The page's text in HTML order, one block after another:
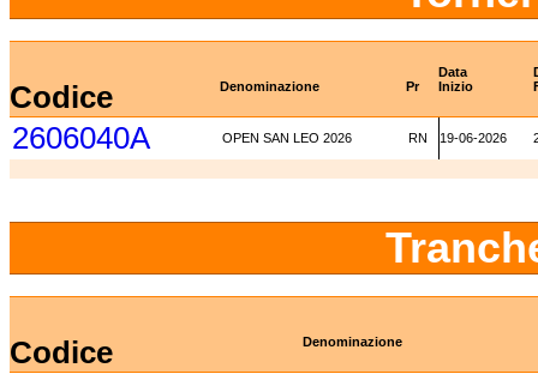
Data
Codice Denominazione Pr Inizio
2606040A OPEN SAN LEO 2026 RN 19-06-2026
Codice Denominazione